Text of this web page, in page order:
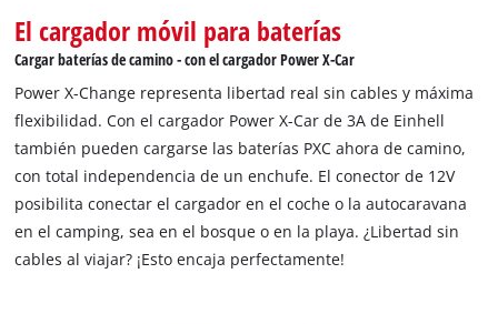
pared y necesita poco espacio. Gracias a la tecnología de
carga rápida de 3A, los tiempos de carga son cortos y la
batería se supervisa constantemente mediante una gestión de
carga inteligente para el proceso de carga óptimo y la máxima
seguridad. El modo de actualización permite reactivar las
baterías muy descargadas. Toda la información actual se
proporciona a través del indicador LED de 7 estados.
El cargador móvil para baterías
Cargar baterías de camino - con el cargador Power X-Car
Power X-Change representa libertad real sin cables y máxima
flexibilidad. Con el cargador Power X-Car de 3A de Einhell
también pueden cargarse las baterías PXC ahora de camino,
con total independencia de un enchufe. El conector de 12V
posibilita conectar el cargador en el coche o la autocaravana
en el camping, sea en el bosque o en la playa. ¿Libertad sin
cables al viajar? ¡Esto encaja perfectamente!